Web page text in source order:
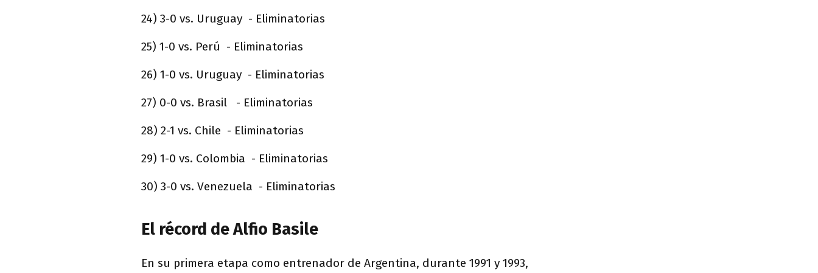
24) 3-0 vs. Uruguay - Eliminatorias
25) 1-0 vs. Perú - Eliminatorias
26) 1-0 vs. Uruguay - Eliminatorias
27) 0-0 vs. Brasil - Eliminatorias
28) 2-1 vs. Chile - Eliminatorias
29) 1-0 vs. Colombia - Eliminatorias
30) 3-0 vs. Venezuela - Eliminatorias
El récord de Alfio Basile
En su primera etapa como entrenador de Argentina, durante 1991 y 1993,